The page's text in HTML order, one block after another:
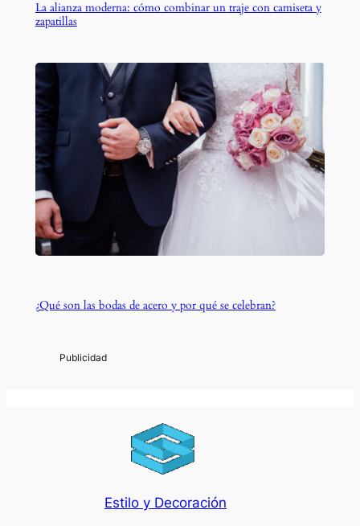
La alianza moderna: cómo combinar un traje con camiseta y
zapatillas
¿Qué son las bodas de acero y por qué se celebran?
Estilo y Decoración